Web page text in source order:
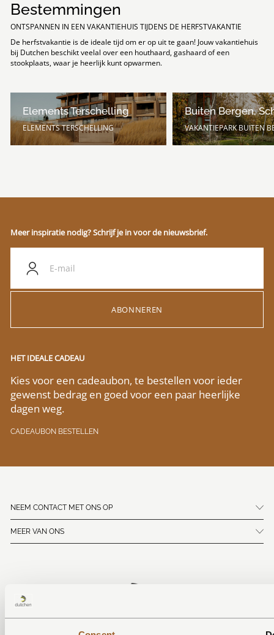
Bestemmingen
ONTSPANNEN IN EEN VAKANTIEHUIS TIJDENS DE HERFSTVAKANTIE
De herfstvakantie is de ideale tijd om er op uit te gaan! Jouw vakantiehuis
bij Dutchen beschikt veelal over een houthaard, gashaard of een
stookplaats, waar je heerlijk kunt opwarmen.
Elements Terschelling
ELEMENTS TERSCHELLING
Buiten Bergen,
VAKANTIEPARK BUITEN
Meer inspiratie nodig? Schrijf je in voor de nieuwsbrief.
ABONNEREN
HET IDEALE CADEAU
Kies voor een cadeaubon, te bestellen voor ieder
gewenst bedrag en goed voor een paar heerlijke
dagen weg.
CADEAUBON BESTELLEN
NEEM CONTACT MET ONS OP
MEER VAN ONS